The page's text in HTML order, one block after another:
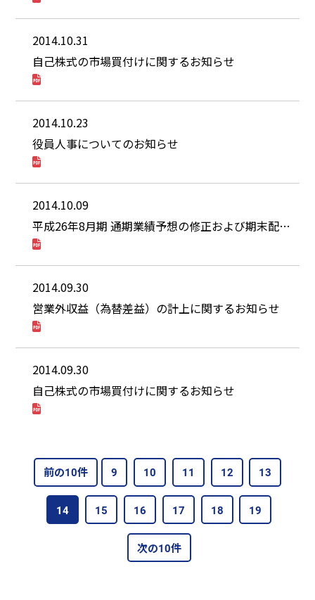
2014.10.31
自己株式の市場買付けに関するお知らせ
2014.10.23
役員人事についてのお知らせ
2014.10.09
平成26年8月期 通期業績予想の修正および期末配当予想の修正に関するお知らせ
2014.09.30
営業外収益（為替差益）の計上に関するお知らせ
2014.09.30
自己株式の市場買付けに関するお知らせ
前の10件 9 10 11 12 13
14 15 16 17 18 19
次の10件